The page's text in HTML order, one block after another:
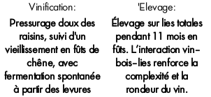
Vinification:
Pressurage doux des
raisins, suivi d'un
vieillissement en fûts de
chêne, avec
fermentation spontanée
à partir des levures
'Elevage:
Élevage sur lies totales
pendant 11 mois en
fûts. L’interaction vin–
bois–lies renforce la
complexité et la
rondeur du vin.